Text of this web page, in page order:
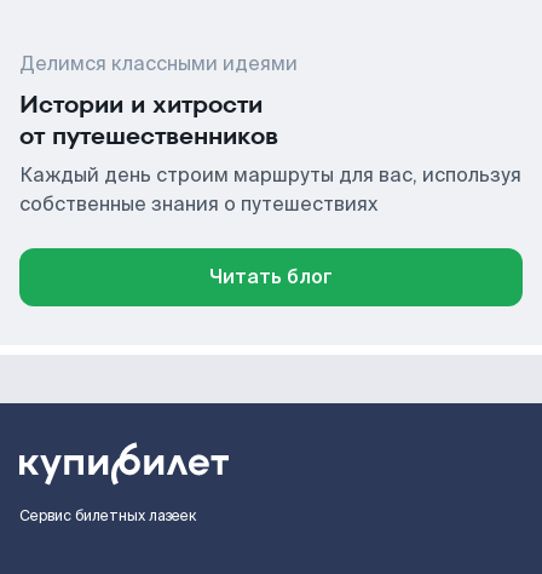
Делимся классными идеями
Истории и хитрости
от путешественников
Каждый день строим маршруты для вас, используя
собственные знания о путешествиях
Читать блог
Сервис билетных лазеек